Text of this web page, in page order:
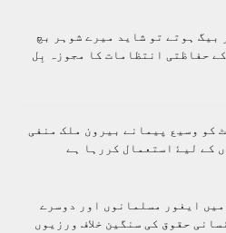
بیگ ہوتے تو شاید میرے شوہر بچ
حفاظتی انتظامات کا مجوزہ بِل
کو وسيع پيمانے بيرون ملک منفی
کے ليۓ استعمال کررہا ہے
ایغور مسلمانوں اور دوسرے
حقوق کی سنگین خلاف ورزیوں